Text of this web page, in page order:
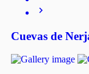
Cuevas de